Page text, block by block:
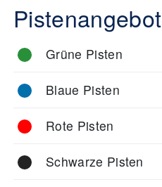
Pistenangebot
Grüne Pisten
Blaue Pisten
Rote Pisten
Schwarze Pisten